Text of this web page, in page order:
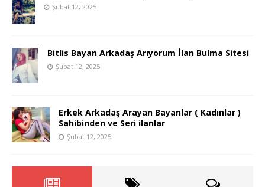
Şubat 12, 2025
Bitlis Bayan Arkadaş Arıyorum İlan Bulma Sitesi
Şubat 12, 2025
Erkek Arkadaş Arayan Bayanlar ( Kadınlar )
Sahibinden ve Seri ilanlar
Şubat 12, 2025